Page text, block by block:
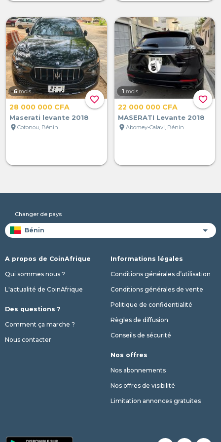
favorite_border
6 mois
28 000 000 CFA
Maserati levante 2018
location_on Cotonou, Bénin
favorite_border
1 mois
22 000 000 CFA
MASERATI Levante 2018
location_on Abomey-Calavi, Bénin
Changer de pays
A propos de CoinAfrique
Qui sommes nous ?
L'actualité de CoinAfrique
Des questions ?
Comment ça marche ?
Nous contacter
Informations légales
Conditions générales d’utilisation
Conditions générales de vente
Politique de confidentialité
Règles de diffusion
Conseils de sécurité
Nos offres
Nos abonnements
Nos offres de visibilité
Limitation annonces gratuites